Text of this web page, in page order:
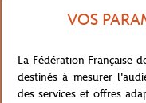
Drap de plage officiel joueur•se
Roland-Garros 2026 -
VOS
La Fédération Française
destinés à mesurer
des services et offres